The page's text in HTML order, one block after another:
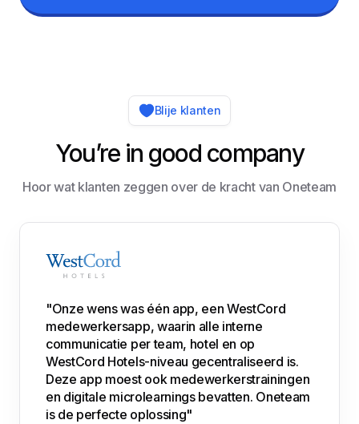
Blije klanten
You’re in good company
Hoor wat klanten zeggen over de kracht van Oneteam
"Onze wens was één app, een WestCord
medewerkersapp, waarin alle interne
communicatie per team, hotel en op
WestCord Hotels-niveau gecentraliseerd is.
Deze app moest ook medewerkerstrainingen
en digitale microlearnings bevatten. Oneteam
is de perfecte oplossing"